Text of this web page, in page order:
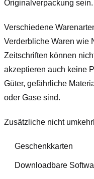
Originalverpackung sein.
Verschiedene
Verderbliche Waren wie
Zeitschriften können
akzeptieren auch keine
Güter, gefährliche
oder Gase sind.
Zusätzliche nicht
Geschenkkarten
Downloadbare